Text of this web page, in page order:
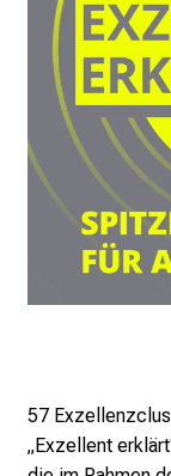
57
„Exzellent